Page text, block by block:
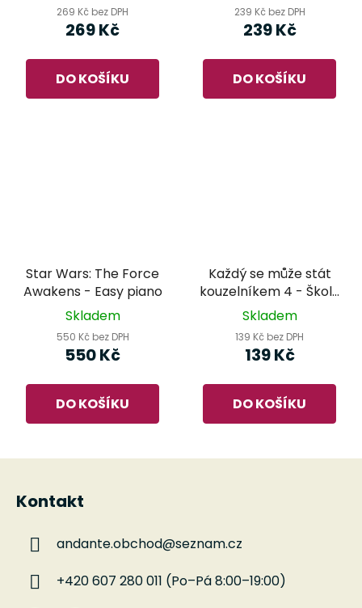
269 Kč bez DPH
269 Kč
DO KOŠÍKU
239 Kč bez DPH
239 Kč
DO KOŠÍKU
Star Wars: The Force
Awakens - Easy piano
Skladem
550 Kč bez DPH
550 Kč
DO KOŠÍKU
Každý se může stát
kouzelníkem 4 - Škola
hry na klávesové
nástroje
Skladem
139 Kč bez DPH
139 Kč
DO KOŠÍKU
Z
Kontakt
andante.obchod@seznam.cz
+420 607 280 011 (Po–Pá 8:00–19:00)